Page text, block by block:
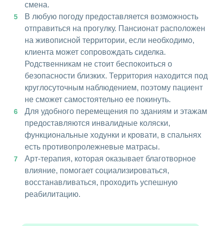
смена.
В любую погоду предоставляется возможность
отправиться на прогулку. Пансионат расположен
на живописной территории, если необходимо,
клиента может сопровождать сиделка.
Родственникам не стоит беспокоиться о
безопасности близких. Территория находится под
круглосуточным наблюдением, поэтому пациент
не сможет самостоятельно ее покинуть.
Для удобного перемещения по зданиям и этажам
предоставляются инвалидные коляски,
функциональные ходунки и кровати, в спальнях
есть противопролежневые матрасы.
Арт-терапия, которая оказывает благотворное
влияние, помогает социализироваться,
восстанавливаться, проходить успешную
реабилитацию.